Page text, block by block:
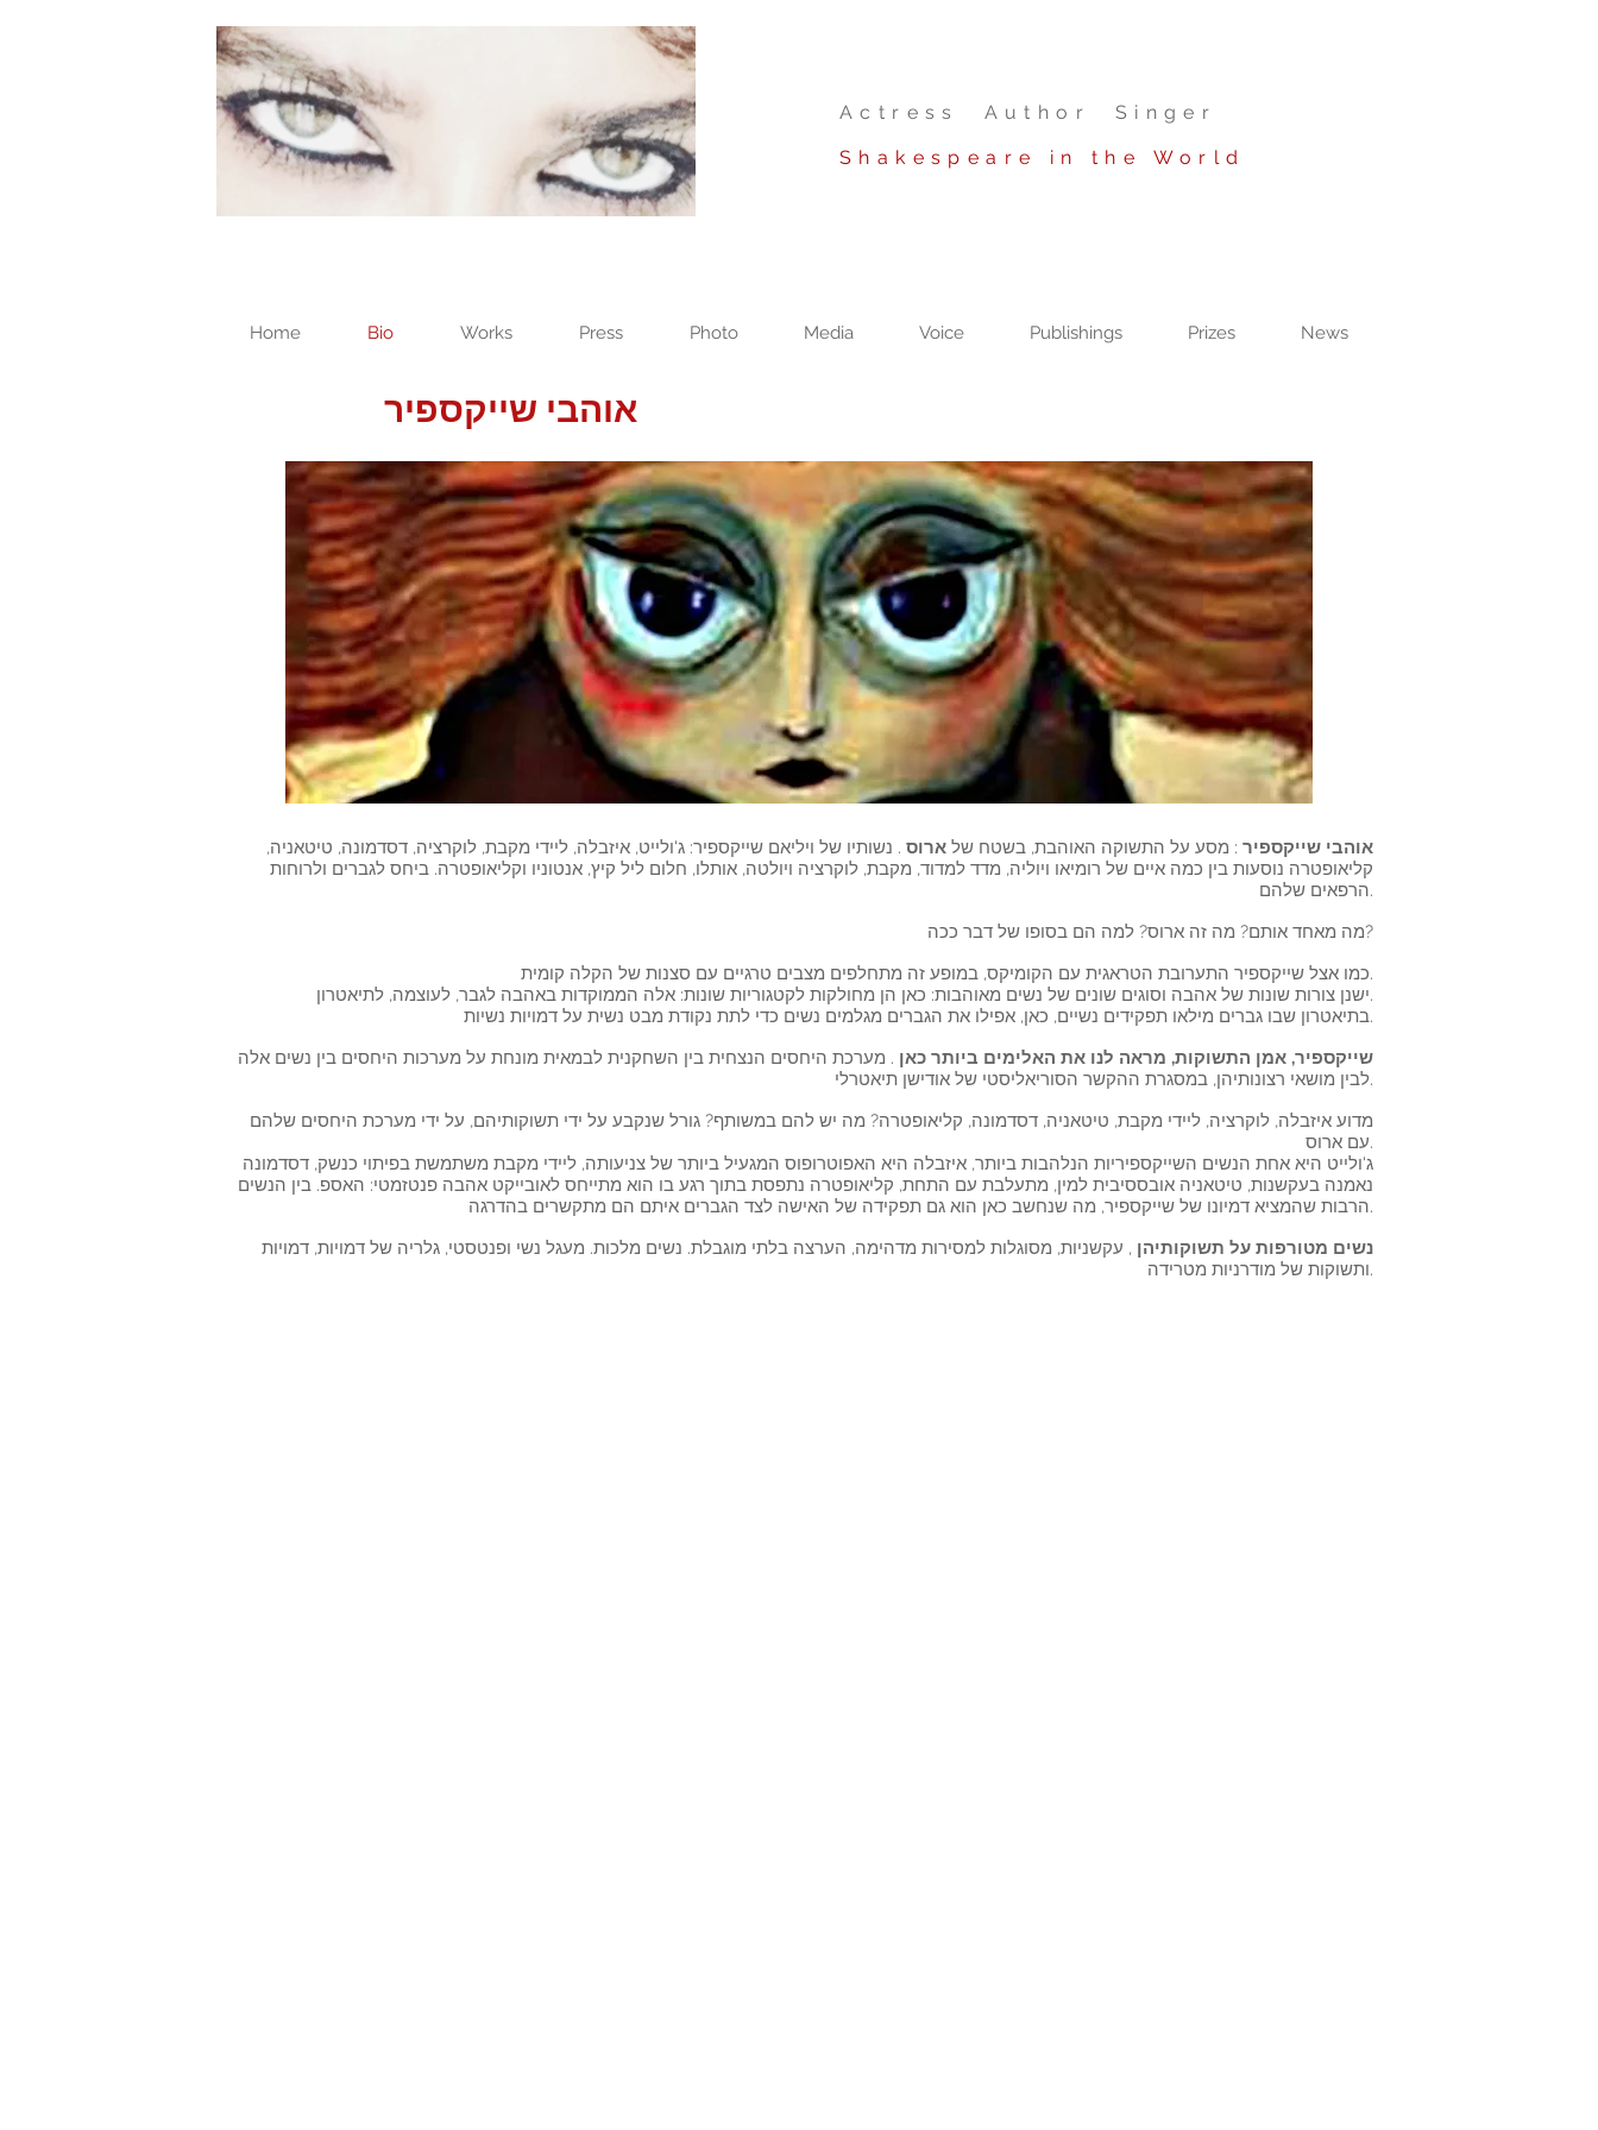
Actress Author Singer
Shakespeare in the World
Home Bio Works Press Photo Media Voice Publishings Prizes News
אוהבי שייקספיר
אוהבי שייקספיר : מסע על התשוקה האוהבת, בשטח של ארוס . נשותיו של ויליאם שייקספיר: ג'ולייט, איזבלה, ליידי מקבת, לוקרציה, דסדמונה, טיטאניה,
קליאופטרה נוסעות בין כמה איים של רומיאו ויוליה, מדד למדוד, מקבת, לוקרציה ויולטה, אותלו, חלום ליל קיץ, אנטוניו וקליאופטרה. ביחס לגברים ולרוחות
הרפאים שלהם.
מה מאחד אותם? מה זה ארוס? למה הם בסופו של דבר ככה?
כמו אצל שייקספיר התערובת הטראגית עם הקומיקס, במופע זה מתחלפים מצבים טרגיים עם סצנות של הקלה קומית.
ישנן צורות שונות של אהבה וסוגים שונים של נשים מאוהבות: כאן הן מחולקות לקטגוריות שונות: אלה הממוקדות באהבה לגבר, לעוצמה, לתיאטרון.
בתיאטרון שבו גברים מילאו תפקידים נשיים, כאן, אפילו את הגברים מגלמים נשים כדי לתת נקודת מבט נשית על דמויות נשיות.
שייקספיר, אמן התשוקות, מראה לנו את האלימים ביותר כאן . מערכת היחסים הנצחית בין השחקנית לבמאית מונחת על מערכות היחסים בין נשים אלה
לבין מושאי רצונותיהן, במסגרת ההקשר הסוריאליסטי של אודישן תיאטרלי.
מדוע איזבלה, לוקרציה, ליידי מקבת, טיטאניה, דסדמונה, קליאופטרה? מה יש להם במשותף? גורל שנקבע על ידי תשוקותיהם, על ידי מערכת היחסים שלהם
עם ארוס.
ג'ולייט היא אחת הנשים השייקספיריות הנלהבות ביותר, איזבלה היא האפוטרופוס המגעיל ביותר של צניעותה, ליידי מקבת משתמשת בפיתוי כנשק, דסדמונה
נאמנה בעקשנות, טיטאניה אובססיבית למין, מתעלבת עם התחת, קליאופטרה נתפסת בתוך רגע בו הוא מתייחס לאובייקט אהבה פנטזמטי: האספ. בין הנשים
הרבות שהמציא דמיונו של שייקספיר, מה שנחשב כאן הוא גם תפקידה של האישה לצד הגברים איתם הם מתקשרים בהדרגה.
נשים מטורפות על תשוקותיהן , עקשניות, מסוגלות למסירות מדהימה, הערצה בלתי מוגבלת. נשים מלכות. מעגל נשי ופנטסטי, גלריה של דמויות, דמויות
ותשוקות של מודרניות מטרידה.